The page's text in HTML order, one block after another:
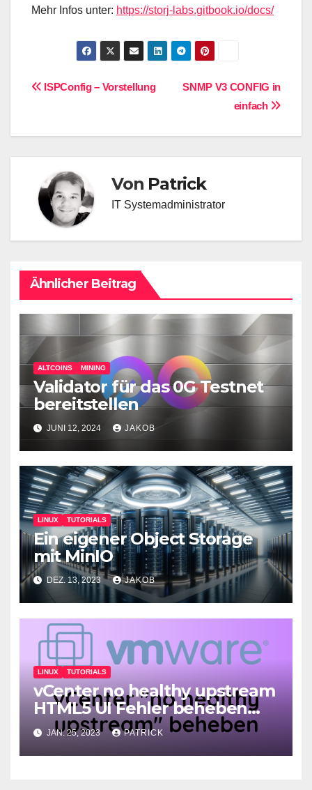
Mehr Infos unter: https://storj-labs.gitbook.io/docs/
BeitragsnavigationSNMP V3 CONFIG in
einfach
ISPConfig – Vorstellung
Von Patrick
IT Systemadministrator
Ähnlicher Beitrag
ALTCOINS MINING
Validator für das 0G Testnet
bereitstellen
JUNI 12, 2024 JAKOB
LINUX TUTORIALS
Ein eigener Object Storage
mit MinIO
DEZ. 13, 2023 JAKOB
LINUX TUTORIALS
vCenter no healthy upstream
HTML5 UI Fehler beheben
2023
JAN. 25, 2023 PATRICK